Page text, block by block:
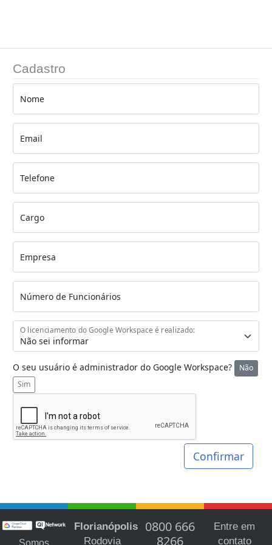
Cadastro
Nome
Email
Telefone
Cargo
Empresa
Número de Funcionários
O licenciamento do Google Workspace é realizado:
O seu usuário é administrador do Google Workspace?
Não
Sim
Confirmar
Florianópolis
Rodovia
0800 666
8266
Entre em
contato